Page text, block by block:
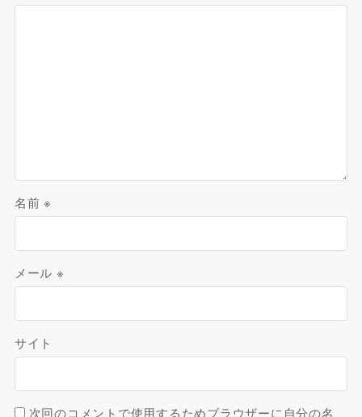
名前※
メール ※
サイト
次回のコメントで使用するためブラウザーに自分の名